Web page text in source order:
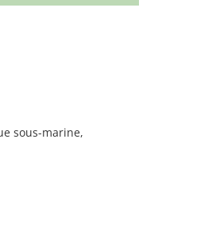
sous-marine,